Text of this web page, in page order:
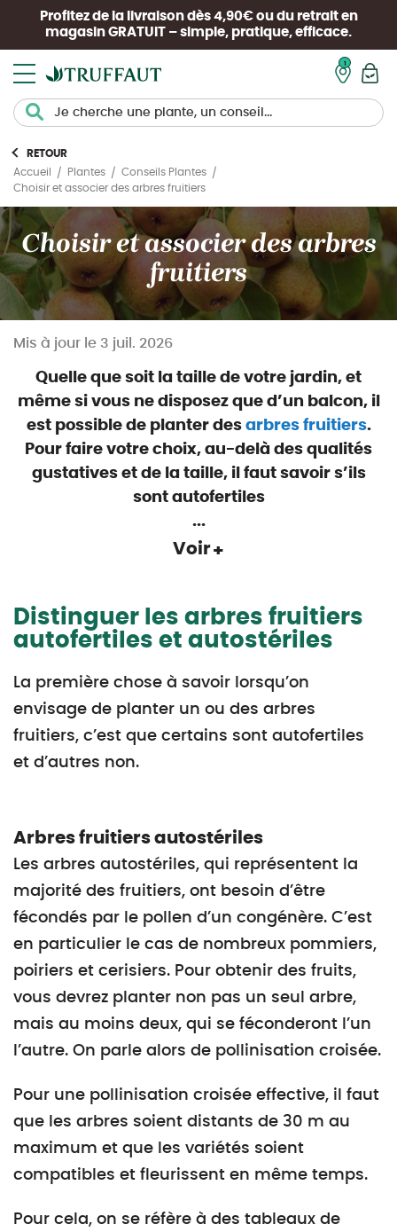
Profitez de la livraison dès 4,90€ ou du retrait en
magasin GRATUIT – simple, pratique, efficace.
RETOUR
Accueil
Plantes
Conseils Plantes
Choisir et associer des arbres fruitiers
Choisir et associer des arbres
fruitiers
Mis à jour le 3 juil. 2026
Quelle que soit la taille de votre jardin, et
même si vous ne disposez que d’un balcon, il
est possible de planter des arbres fruitiers.
Pour faire votre choix, au-delà des qualités
gustatives et de la taille, il faut savoir s’ils
sont autofertiles
...
Voir
Distinguer les arbres fruitiers
autofertiles et autostériles
La première chose à savoir lorsqu’on
envisage de planter un ou des arbres
fruitiers, c’est que certains sont autofertiles
et d’autres non.
Arbres fruitiers autostériles
Les arbres autostériles, qui représentent la
majorité des fruitiers, ont besoin d’être
fécondés par le pollen d’un congénère. C’est
en particulier le cas de nombreux pommiers,
poiriers et cerisiers. Pour obtenir des fruits,
vous devrez planter non pas un seul arbre,
mais au moins deux, qui se féconderont l’un
l’autre. On parle alors de pollinisation croisée.
Pour une pollinisation croisée effective, il faut
que les arbres soient distants de 30 m au
maximum et que les variétés soient
compatibles et fleurissent en même temps.
Pour cela, on se réfère à des tableaux de